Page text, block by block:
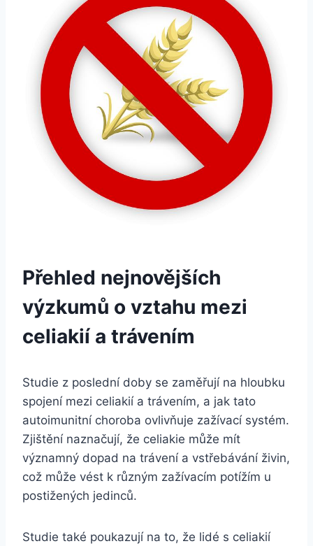
Přehled nejnovějších
výzkumů o vztahu mezi
celiakií a trávením
Studie z poslední doby se zaměřují na hloubku
spojení mezi celiakií a trávením, a jak tato
autoimunitní choroba ovlivňuje zažívací systém.
Zjištění naznačují, že celiakie může mít
významný dopad na trávení a vstřebávání živin,
což může vést k různým zažívacím potížím u
postižených jedinců.
Studie také poukazují na to, že lidé s celiakií